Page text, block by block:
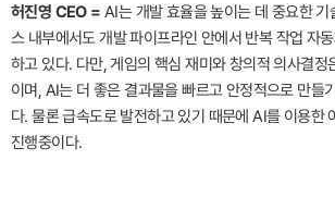
허진영 CEO =AI는 개발 효율을 높이는 데 중요한 기
스 내부에서도 개발 파이프라인 안에서 반복 작업 자
하고 있다. 다만, 게임의 핵심 재미와 창의적 의사결정
이며, AI는 더 좋은 결과물을 빠르고 안정적으로 만들
다. 물론 급속도로 발전하고 있기 때문에 AI를 이용한
진행중이다.